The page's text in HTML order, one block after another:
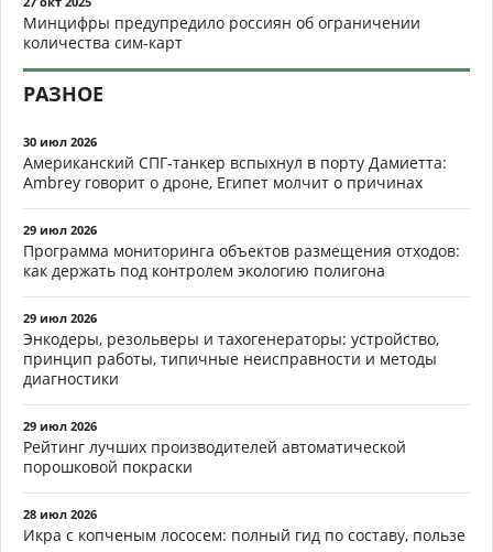
Минцифры предупредило россиян об ограничении
количества сим-карт
РАЗНОЕ
30 июл 2026
Американский СПГ-танкер вспыхнул в порту Дамиетта:
Ambrey говорит о дроне, Египет молчит о причинах
29 июл 2026
Программа мониторинга объектов размещения отходов:
как держать под контролем экологию полигона
29 июл 2026
Энкодеры, резольверы и тахогенераторы: устройство,
принцип работы, типичные неисправности и методы
диагностики
29 июл 2026
Рейтинг лучших производителей автоматической
порошковой покраски
28 июл 2026
Икра с копченым лососем: полный гид по составу, пользе